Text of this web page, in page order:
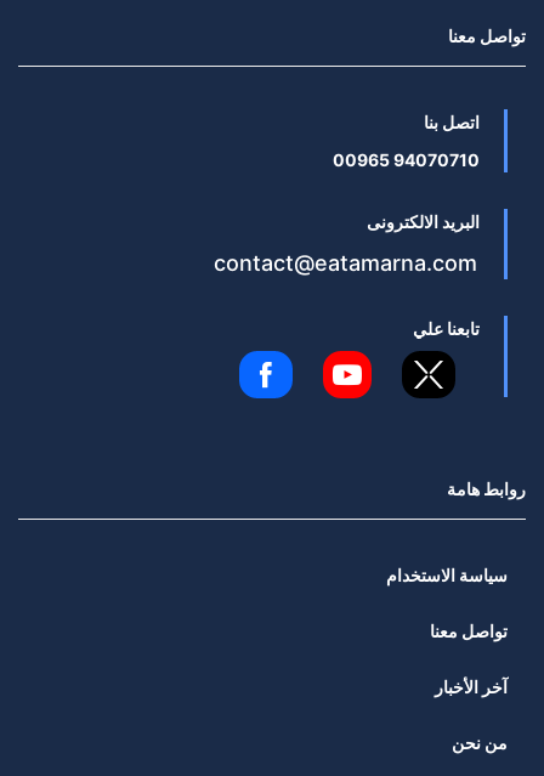
تواصل معنا
اتصل بنا
94070710 00965
البريد الالكترونى
contact@eatamarna.com
تابعنا علي
روابط هامة
سياسة الاستخدام
تواصل معنا
آخر الأخبار
من نحن